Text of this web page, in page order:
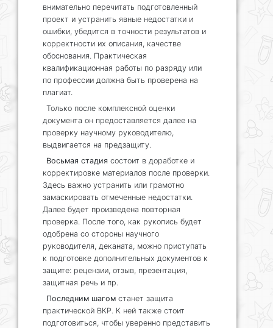
внимательно перечитать подготовленный
проект и устранить явные недостатки и
ошибки, убедится в точности результатов и
корректности их описания, качестве
обоснования. Практическая
квалификационная работы по разряду или
по профессии должна быть проверена на
плагиат.
Только после комплексной оценки
документа он предоставляется далее на
проверку научному руководителю,
выдвигается на предзащиту.
Восьмая стадия состоит в доработке и
корректировке материалов после проверки.
Здесь важно устранить или грамотно
замаскировать отмеченные недостатки.
Далее будет произведена повторная
проверка. После того, как рукопись будет
одобрена со стороны научного
руководителя, деканата, можно приступать
к подготовке дополнительных документов к
защите: рецензии, отзыв, презентация,
защитная речь и пр.
Последним шагом станет защита
практической ВКР. К ней также стоит
подготовиться, чтобы уверенно представить